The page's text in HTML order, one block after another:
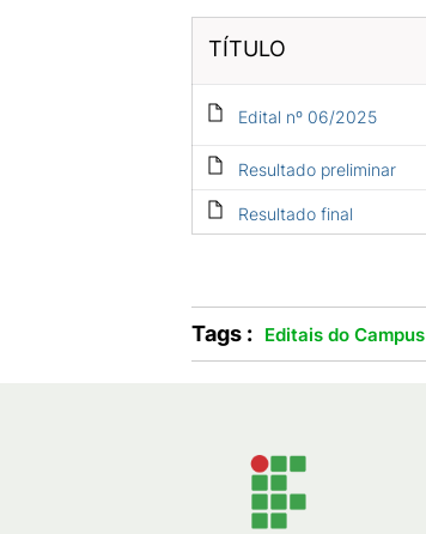
TÍTULO
Edital nº 06/2025
Resultado preliminar
Resultado final
Tags : Editais do Campus